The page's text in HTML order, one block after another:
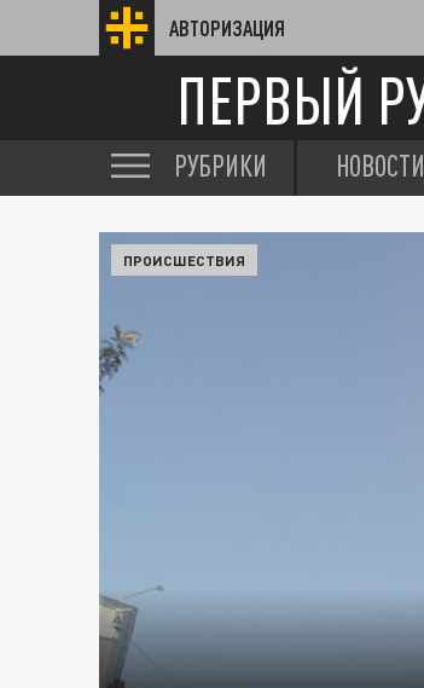
АВТОРИЗАЦИЯ
ПЕРВЫЙ
РУБРИКИ НОВОСТИ
ПРОИСШЕСТВИЯ